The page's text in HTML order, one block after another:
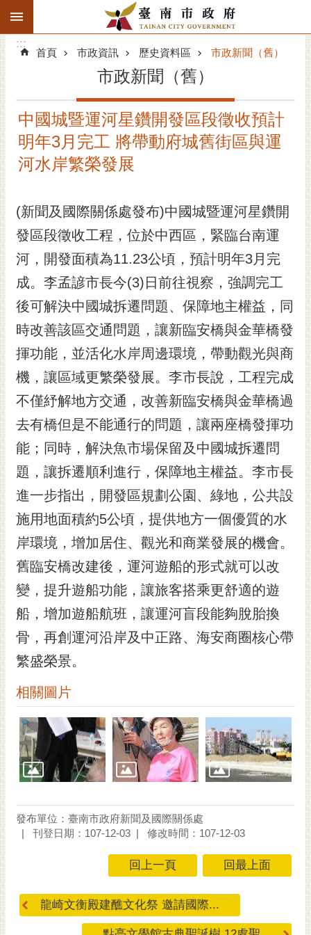
跳到主要內容區塊
搜
階
精彩府城
市府動態
市政資訊
市民互動
黃
偉
哲
光
花
桐
花
祭
網
站
導
覽
訂
閱
RSS
訂
電
子
報
市
民
箱
English
:::
:::
首頁 市政資訊 歷史資料區 市政新聞（舊）
市政新聞（舊）
中國城暨運河星鑽開發區段徵收預計
明年3月完工 將帶動府城舊街區與運
河水岸繁榮發展
(新聞及國際關係處發布)中國城暨運河星鑽開
發區段徵收工程，位於中西區，緊臨台南運
河，開發面積為11.23公頃，預計明年3月完
成。李孟諺市長今(3)日前往視察，強調完工
後可解決中國城拆遷問題、保障地主權益，同
時改善該區交通問題，讓新臨安橋與金華橋發
揮功能，並活化水岸周邊環境，帶動觀光與商
機，讓區域更繁榮發展。李市長說，工程完成
不僅紓解地方交通，改善新臨安橋與金華橋過
去有橋但是不能通行的問題，讓兩座橋發揮功
能；同時，解決魚市場保留及中國城拆遷問
題，讓拆遷順利進行，保障地主權益。李市長
進一步指出，開發區規劃公園、綠地，公共設
施用地面積約5公頃，提供地方一個優質的水
岸環境，增加居住、觀光和商業發展的機會。
舊臨安橋改建後，運河遊船的形式就可以改
變，提升遊船功能，讓旅客搭乘更舒適的遊
船，增加遊船航班，讓運河盲段能夠脫胎換
骨，再創運河沿岸及中正路、海安商圈核心帶
繁盛榮景。
相關圖片
發布單位：臺南市政府新聞及國際關係處
刊登日期：107-12-03
修改時間：107-12-03
回上一頁 回最上面
龍崎文衡殿建醮文化祭 邀請國際...